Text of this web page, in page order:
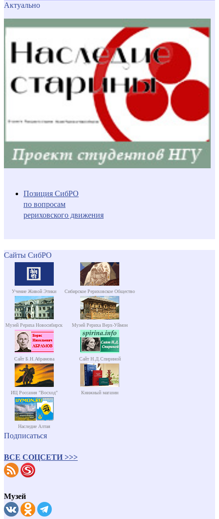
Актуально
Позиция СибРО
по вопросам
рериховского движения
Сайты СибРО
Учение Живой Этики Сибирское Рериховское Общество
Музей Рериха Новосибирск Музей Рериха Верх-Уймон
Сайт Б.Н.Абрамова Сайт Н.Д.Спириной
ИЦ Россазия "Восход" Книжный магазин
Наследие Алтая
Подписаться
ВСЕ СОЦСЕТИ >>>
Музей